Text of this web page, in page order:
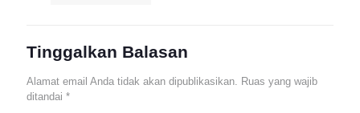
Tinggalkan Balasan
Alamat email Anda tidak akan dipublikasikan. Ruas yang wajib
ditandai *